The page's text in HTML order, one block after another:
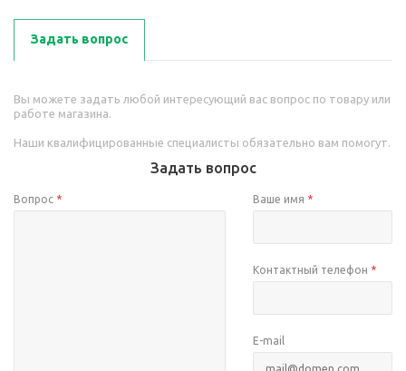
Задать вопрос
Вы можете задать любой интересующий вас вопрос по товару или
работе магазина.
Наши квалифицированные специалисты обязательно вам помогут.
Задать вопрос
Вопрос * Ваше имя *
Контактный телефон *
E-mail